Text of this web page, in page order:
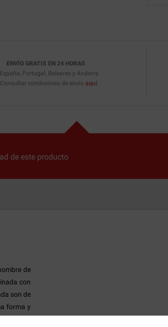
ENVÍO GRATIS EN 24 HORAS
Portugal, Baleares y Andorra
condiciones de envío aquí
de este producto
de
con
son de
forma y